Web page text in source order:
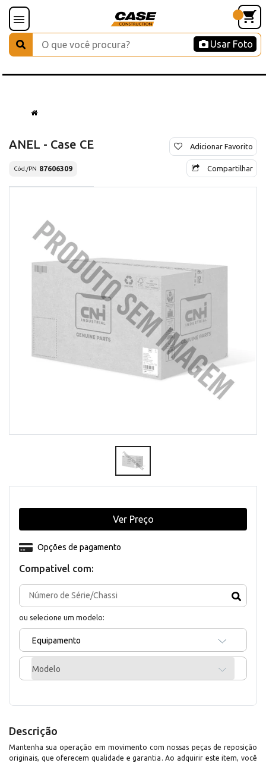
Usar Foto
ANEL - Case CE
Cód./PN 87606309
Adicionar Favorito
Compartilhar
Compativel com:
ou selecione um modelo:
Equipamento
Modelo
Opções de pagamento
Ver Preço
Descrição
Mantenha sua operação em movimento com nossas peças de reposição
originais, que oferecem qualidade e garantia. Ao adquirir este item, você